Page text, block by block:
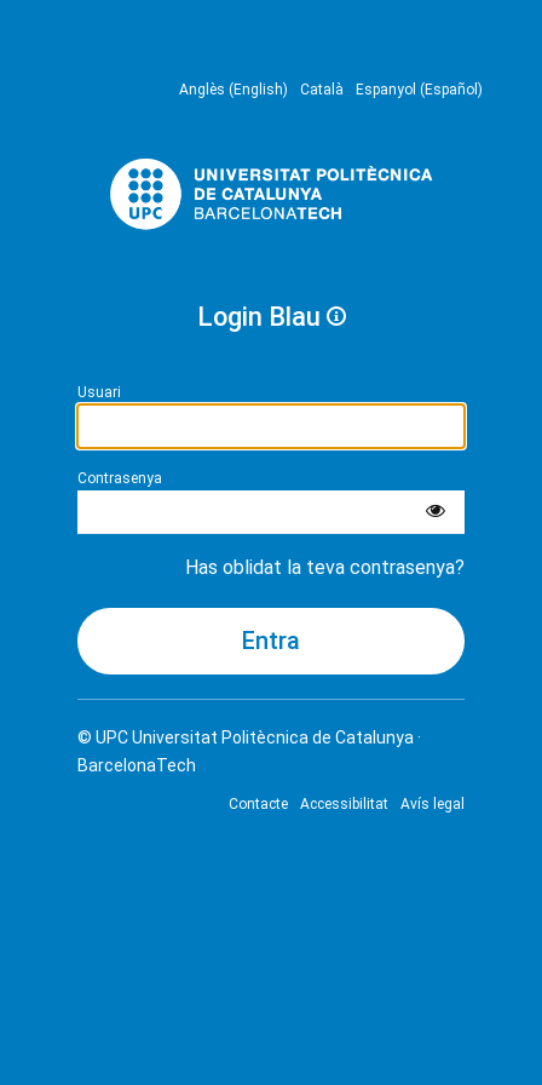
Anglès (English) Català Espanyol (Español)
Login Blau
Usuari
Contrasenya
Has oblidat la teva contrasenya?
© UPCUniversitat Politècnica de Catalunya ·
BarcelonaTech
Contacte Accessibilitat Avís legal